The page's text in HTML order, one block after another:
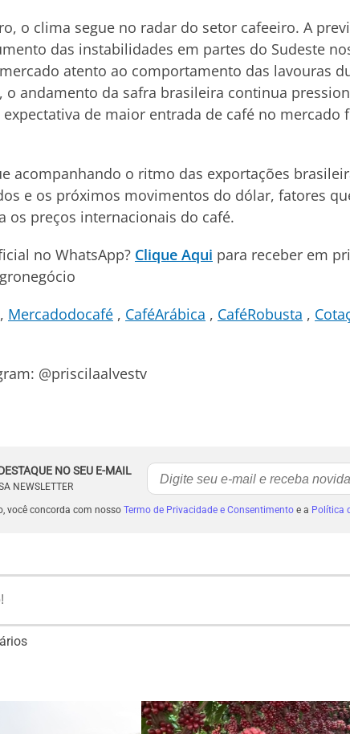
o clima segue no radar do setor cafeeiro. A
das instabilidades em partes do Sudeste
atento ao comportamento das lavouras
o andamento da safra brasileira continua
de maior entrada de café no mercado
acompanhando o ritmo das exportações
e os próximos movimentos do dólar, fatores
os preços internacionais do café.
no WhatsApp? Clique Aqui para receber em
Mercadodocafé CaféArábica CaféRobusta
@priscilaalvestv
NO SEU E-MAIL
NEWSLETTER
você concorda com nosso Termo de Privacidade e Consentimentoe a Política